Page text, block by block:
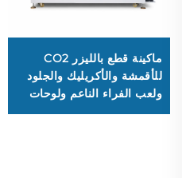
ماكينة قطع بالليزر CO2
للأقمشة والأكريليك والجلود
ولعب الفراء الناعم ولوحات
الألياف المتوسطة الكثافة